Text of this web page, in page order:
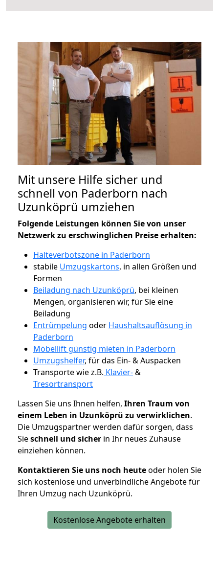
Mit unsere Hilfe sicher und
schnell von Paderborn nach
Uzunköprü umziehen
Folgende Leistungen können Sie von unser
Netzwerk zu erschwinglichen Preise erhalten:
Halteverbotszone in Paderborn
stabile Umzugskartons, in allen Größen und
Formen
Beiladung nach Uzunköprü, bei kleinen
Mengen, organisieren wir, für Sie eine
Beiladung
Entrümpelung oder Haushaltsauflösung in
Paderborn
Möbellift günstig mieten in Paderborn
Umzugshelfer, für das Ein- & Auspacken
Transporte wie z.B. Klavier-&
Tresortransport
Lassen Sie uns Ihnen helfen, Ihren Traum von
einem Leben in Uzunköprü zu verwirklichen.
Die Umzugspartner werden dafür sorgen, dass
Sieschnell und sicher in Ihr neues Zuhause
einziehen können.
Kontaktieren Sie uns noch heuteoder holen Sie
sich kostenlose und unverbindliche Angebote für
Ihren Umzug nach Uzunköprü.
Kostenlose Angebote erhalten